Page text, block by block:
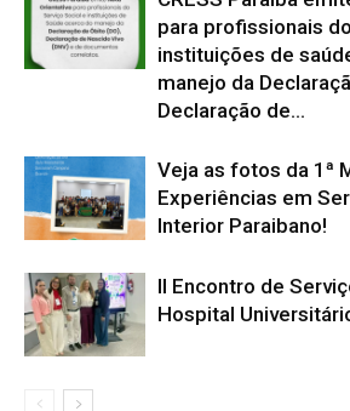
para profissionais
instituições de
manejo da
Declaração de...
Veja as fotos da 1ª
Experiências em
Interior Paraibano!
II Encontro de
Hospital